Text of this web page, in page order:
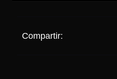
Compartir: